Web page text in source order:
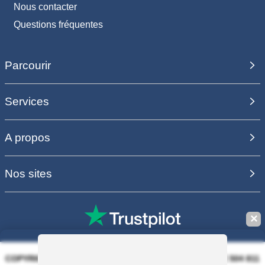
Nous contacter
Questions fréquentes
Parcourir
Services
A propos
Nos sites
COPYRIGHT 2006 - 2025 - EQUIRODI SAS - R.C.S. DOLE 504 811
✕